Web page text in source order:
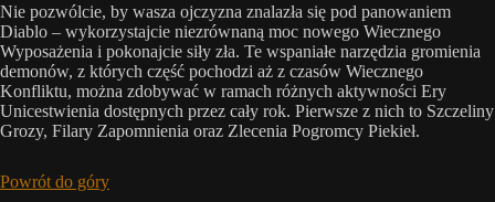
Nie pozwólcie, by wasza ojczyzna znalazła się pod panowaniem
Diablo – wykorzystajcie niezrównaną moc nowego Wiecznego
Wyposażenia i pokonajcie siły zła. Te wspaniałe narzędzia gromienia
demonów, z których część pochodzi aż z czasów Wiecznego
Konfliktu, można zdobywać w ramach różnych aktywności Ery
Unicestwienia dostępnych przez cały rok. Pierwsze z nich to Szczeliny
Grozy, Filary Zapomnienia oraz Zlecenia Pogromcy Piekieł.
Powrót do góry